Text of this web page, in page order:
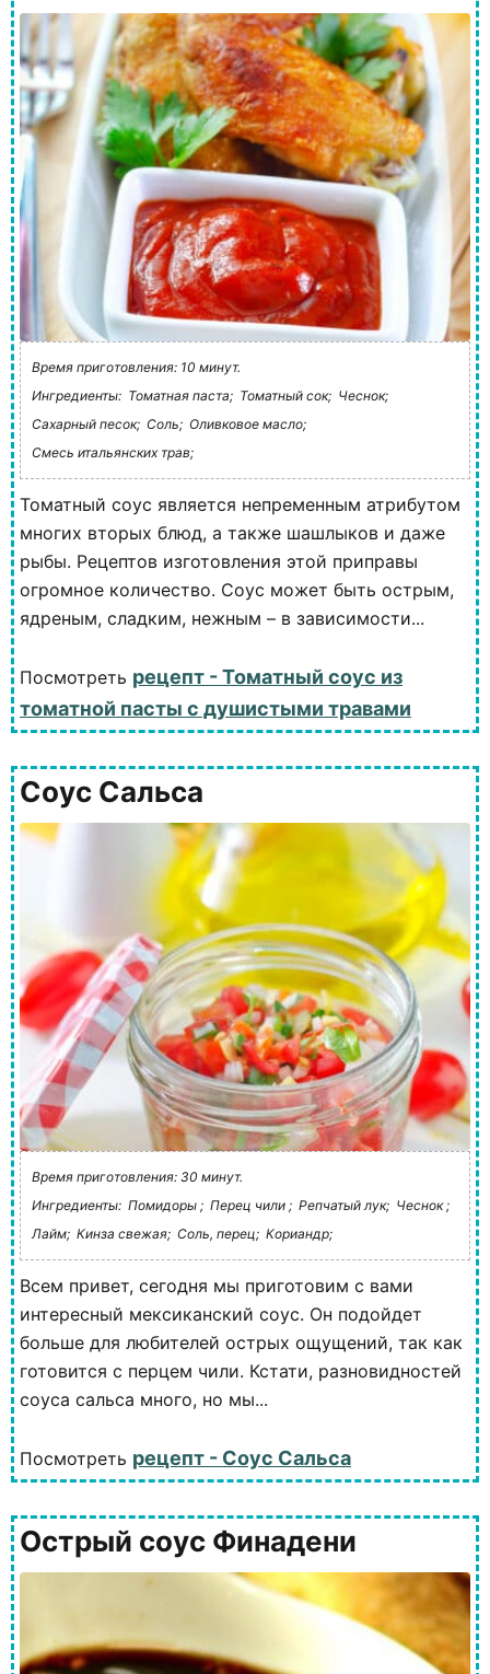
Время приготовления: 10 минут.
Ингредиенты: Томатная паста; Томатный сок; Чеснок;
Сахарный песок; Соль; Оливковое масло;
Смесь итальянских трав;
Томатный соус является непременным атрибутом
многих вторых блюд, а также шашлыков и даже
рыбы. Рецептов изготовления этой приправы
огромное количество. Соус может быть острым,
ядреным, сладким, нежным – в зависимости...
Посмотреть рецепт - Томатный соус из
томатной пасты с душистыми травами
Соус Сальса
Время приготовления: 30 минут.
Ингредиенты: Помидоры ; Перец чили ; Репчатый лук; Чеснок ;
Лайм; Кинза свежая; Соль, перец; Кориандр;
Всем привет, сегодня мы приготовим с вами
интересный мексиканский соус. Он подойдет
больше для любителей острых ощущений, так как
готовится с перцем чили. Кстати, разновидностей
соуса сальса много, но мы...
Посмотреть рецепт - Соус Сальса
Острый соус Финадени